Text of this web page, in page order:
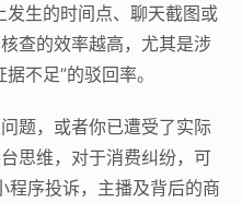
发生的时间点、聊天截图或
查的效率越高，尤其是涉
不足”的驳回率。
题，或者你已遭受了实际
思维，对于消费纠纷，可
程序投诉，主播及背后的商